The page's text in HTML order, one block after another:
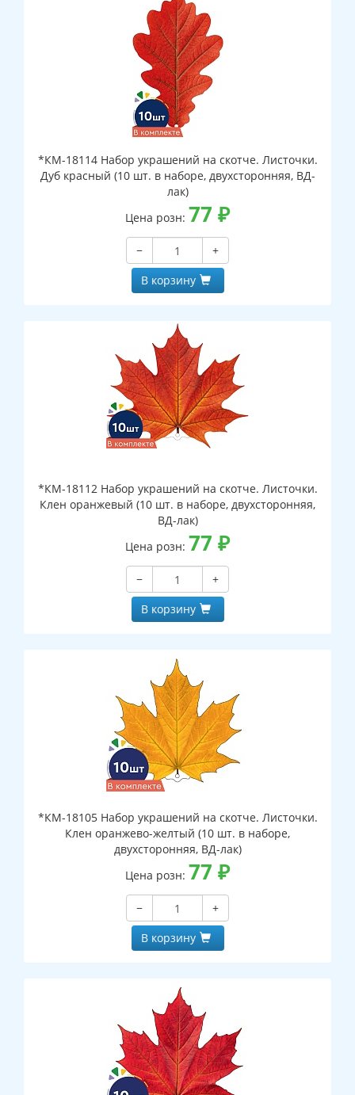
*КМ-18114 Набор украшений на скотче. Листочки.
Дуб красный (10 шт. в наборе, двухсторонняя, ВД-
лак)
Цена розн: 77 ₽
−
+
В корзину
*КМ-18112 Набор украшений на скотче. Листочки.
Клен оранжевый (10 шт. в наборе, двухсторонняя,
ВД-лак)
Цена розн: 77 ₽
−
+
В корзину
*КМ-18105 Набор украшений на скотче. Листочки.
Клен оранжево-желтый (10 шт. в наборе,
двухсторонняя, ВД-лак)
Цена розн: 77 ₽
−
+
В корзину